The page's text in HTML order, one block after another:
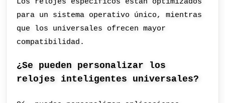
para un sistema operativo único, mientras
que los universales ofrecen mayor
compatibilidad.
¿Se pueden personalizar los
relojes inteligentes universales?